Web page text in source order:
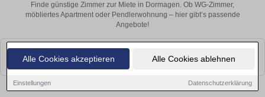
Alle Cookies akzeptieren Alle Cookies ablehnen
Einstellungen Datenschutzerklärung
Finde günstige Zimmer zur Miete in Dormagen. Ob WG-Zimmer,
möbliertes Apartment oder Pendlerwohnung – hier gibt’s passende
Angebote!
Leider konnten wir derzeit keine passenden Objekte finden. Schauen Sie
bald wieder vorbei!